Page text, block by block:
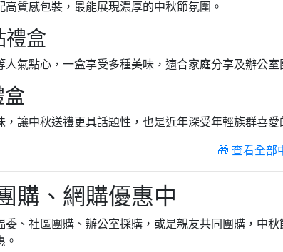
高質感包裝，最能展現濃厚的中秋節氛圍。
禮盒
氣點心，一盒享受多種美味，適合家庭分享及辦公室
盒
，讓中秋送禮更具話題性，也是近年深受年輕族群喜愛
🎁 查看全部
購、網購優惠中
委、社區團購、辦公室採購，或是親友共同團購，中
。